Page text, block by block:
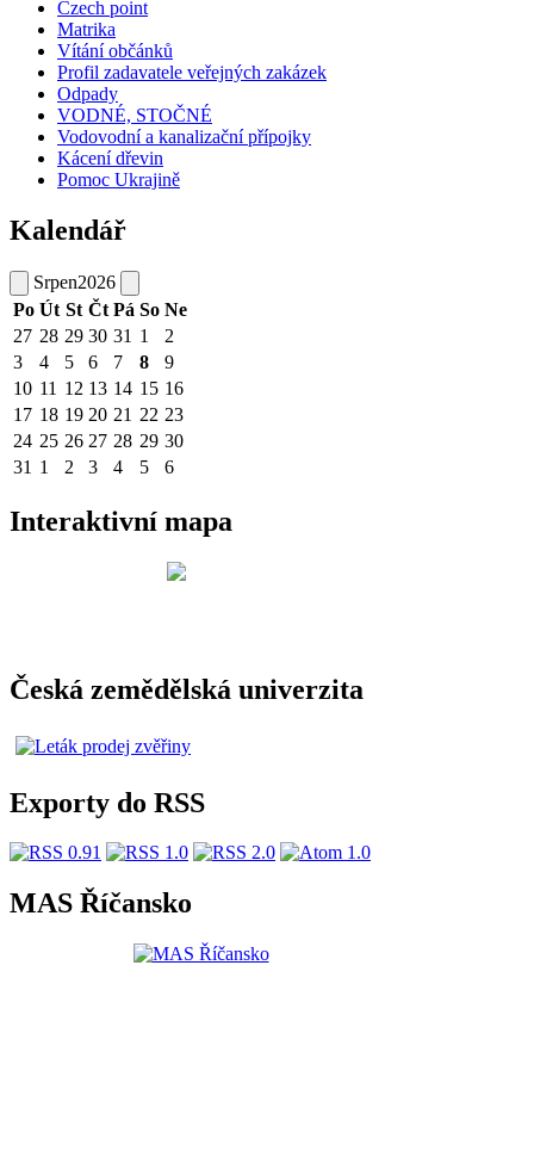
Czech point
Matrika
Vítání občánků
Profil zadavatele veřejných zakázek
Odpady
VODNÉ, STOČNÉ
Vodovodní a kanalizační přípojky
Kácení dřevin
Pomoc Ukrajině
Kalendář
Srpen2026
Po Út St Čt Pá So Ne
27 28 29 30 31 1
2
3
4 5 6 7 8
9
10 11 12 13 14 15 16
17 18 19 20 21 22 23
24 25 26 27 28 29 30
31 1 2 3 4 5 6
Interaktivní mapa
Česká zemědělská univerzita
Exporty do RSS
MAS Říčansko